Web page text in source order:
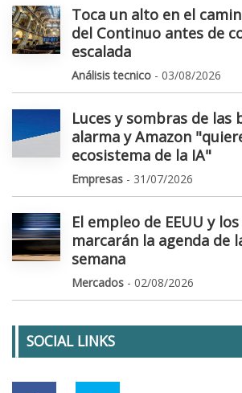
Toca un alto en el
del Continuo antes de
escalada
Análisis tecnico - 03/08/2026
Luces y sombras de las
alarma y Amazon
ecosistema de la IA"
Empresas - 31/07/2026
El empleo de EEUU y
marcarán la agenda de
semana
Mercados - 02/08/2026
SOCIAL LINKS